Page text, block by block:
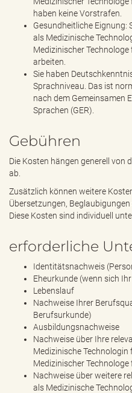
haben keine Vorstrafen.
Gesundheitliche Eignung:
als Medizinische
Medizinischer
arbeiten.
Sie haben
Sprachniveau. Das ist
nach dem Gemeinsamen
Sprachen (GER).
Gebühren
Die Kosten hängen generell von
ab.
Zusätzlich können weitere
Übersetzungen,
Diese Kosten sind individuell
erforderliche
Identitätsnachweis
Eheurkunde (wenn sich
Lebenslauf
Nachweise Ihrer
Berufsurkunde)
Ausbildungsnachweise
Nachweise über Ihre
Medizinische
Medizinischer
Nachweise über weitere
als Medizinische